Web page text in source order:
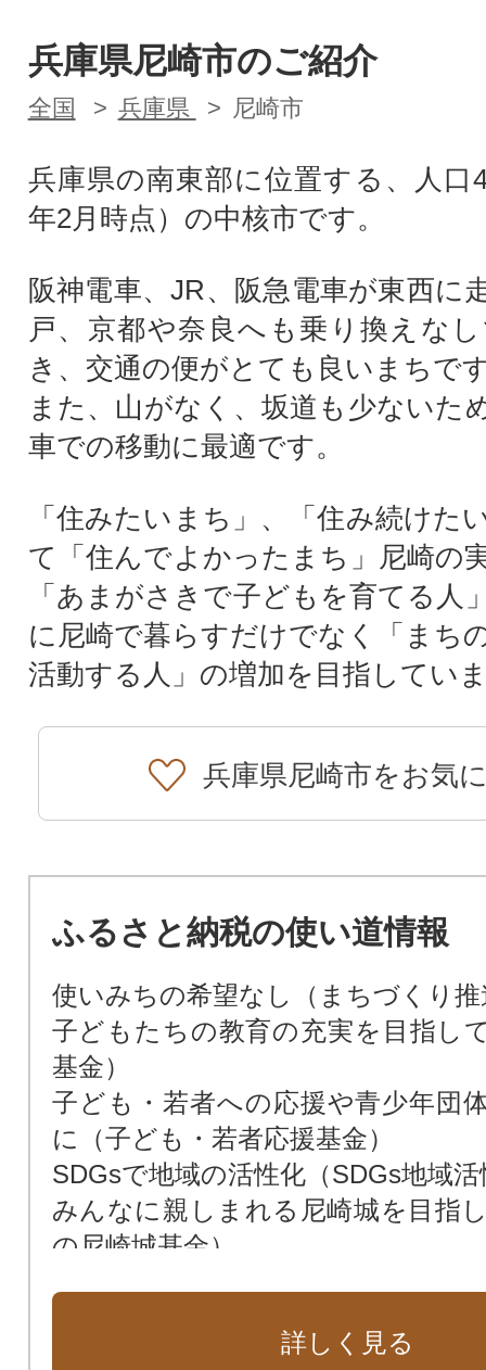
兵庫県尼崎市のご紹介
全国 兵庫県 尼崎市
兵庫県の南東部に位置する、人口
年2月時点）の中核市です。
阪神電車、JR、阪急電車が東西に
戸、京都や奈良へも乗り換えな
き、交通の便がとても良いまちで
また、山がなく、坂道も少ないた
車での移動に最適です。
「住みたいまち」、「住み続けた
て「住んでよかったまち」尼崎の
「あまがさきで子どもを育てる人
に尼崎で暮らすだけでなく「まち
活動する人」の増加を目指してい
兵庫県尼崎市をお気
ふるさと納税の使い道情報
使いみちの希望なし（まちづくり推
子どもたちの教育の充実を目指し
基金）
子ども・若者への応援や青少年団
に（子ども・若者応援基金）
SDGsで地域の活性化（SDGs地域
みんなに親しまれる尼崎城を目指
の尼崎城基金）
市民福祉の向上のために（市民福祉
詳しく見る